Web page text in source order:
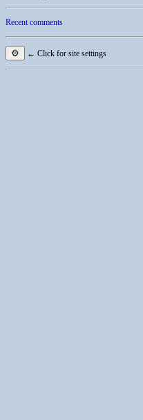
Recent comments
⚙ ← Click for site settings